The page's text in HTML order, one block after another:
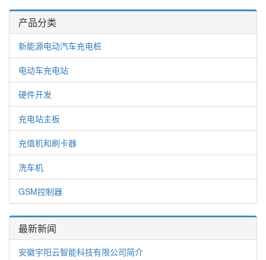
产品分类
新能源电动汽车充电桩
电动车充电站
硬件开发
充电站主板
充值机和刷卡器
洗车机
GSM控制器
最新新闻
安徽宇阳云智能科技有限公司简介